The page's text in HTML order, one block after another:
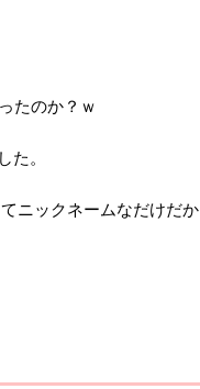
たのか？ｗ
。
ニックネームなだけだか